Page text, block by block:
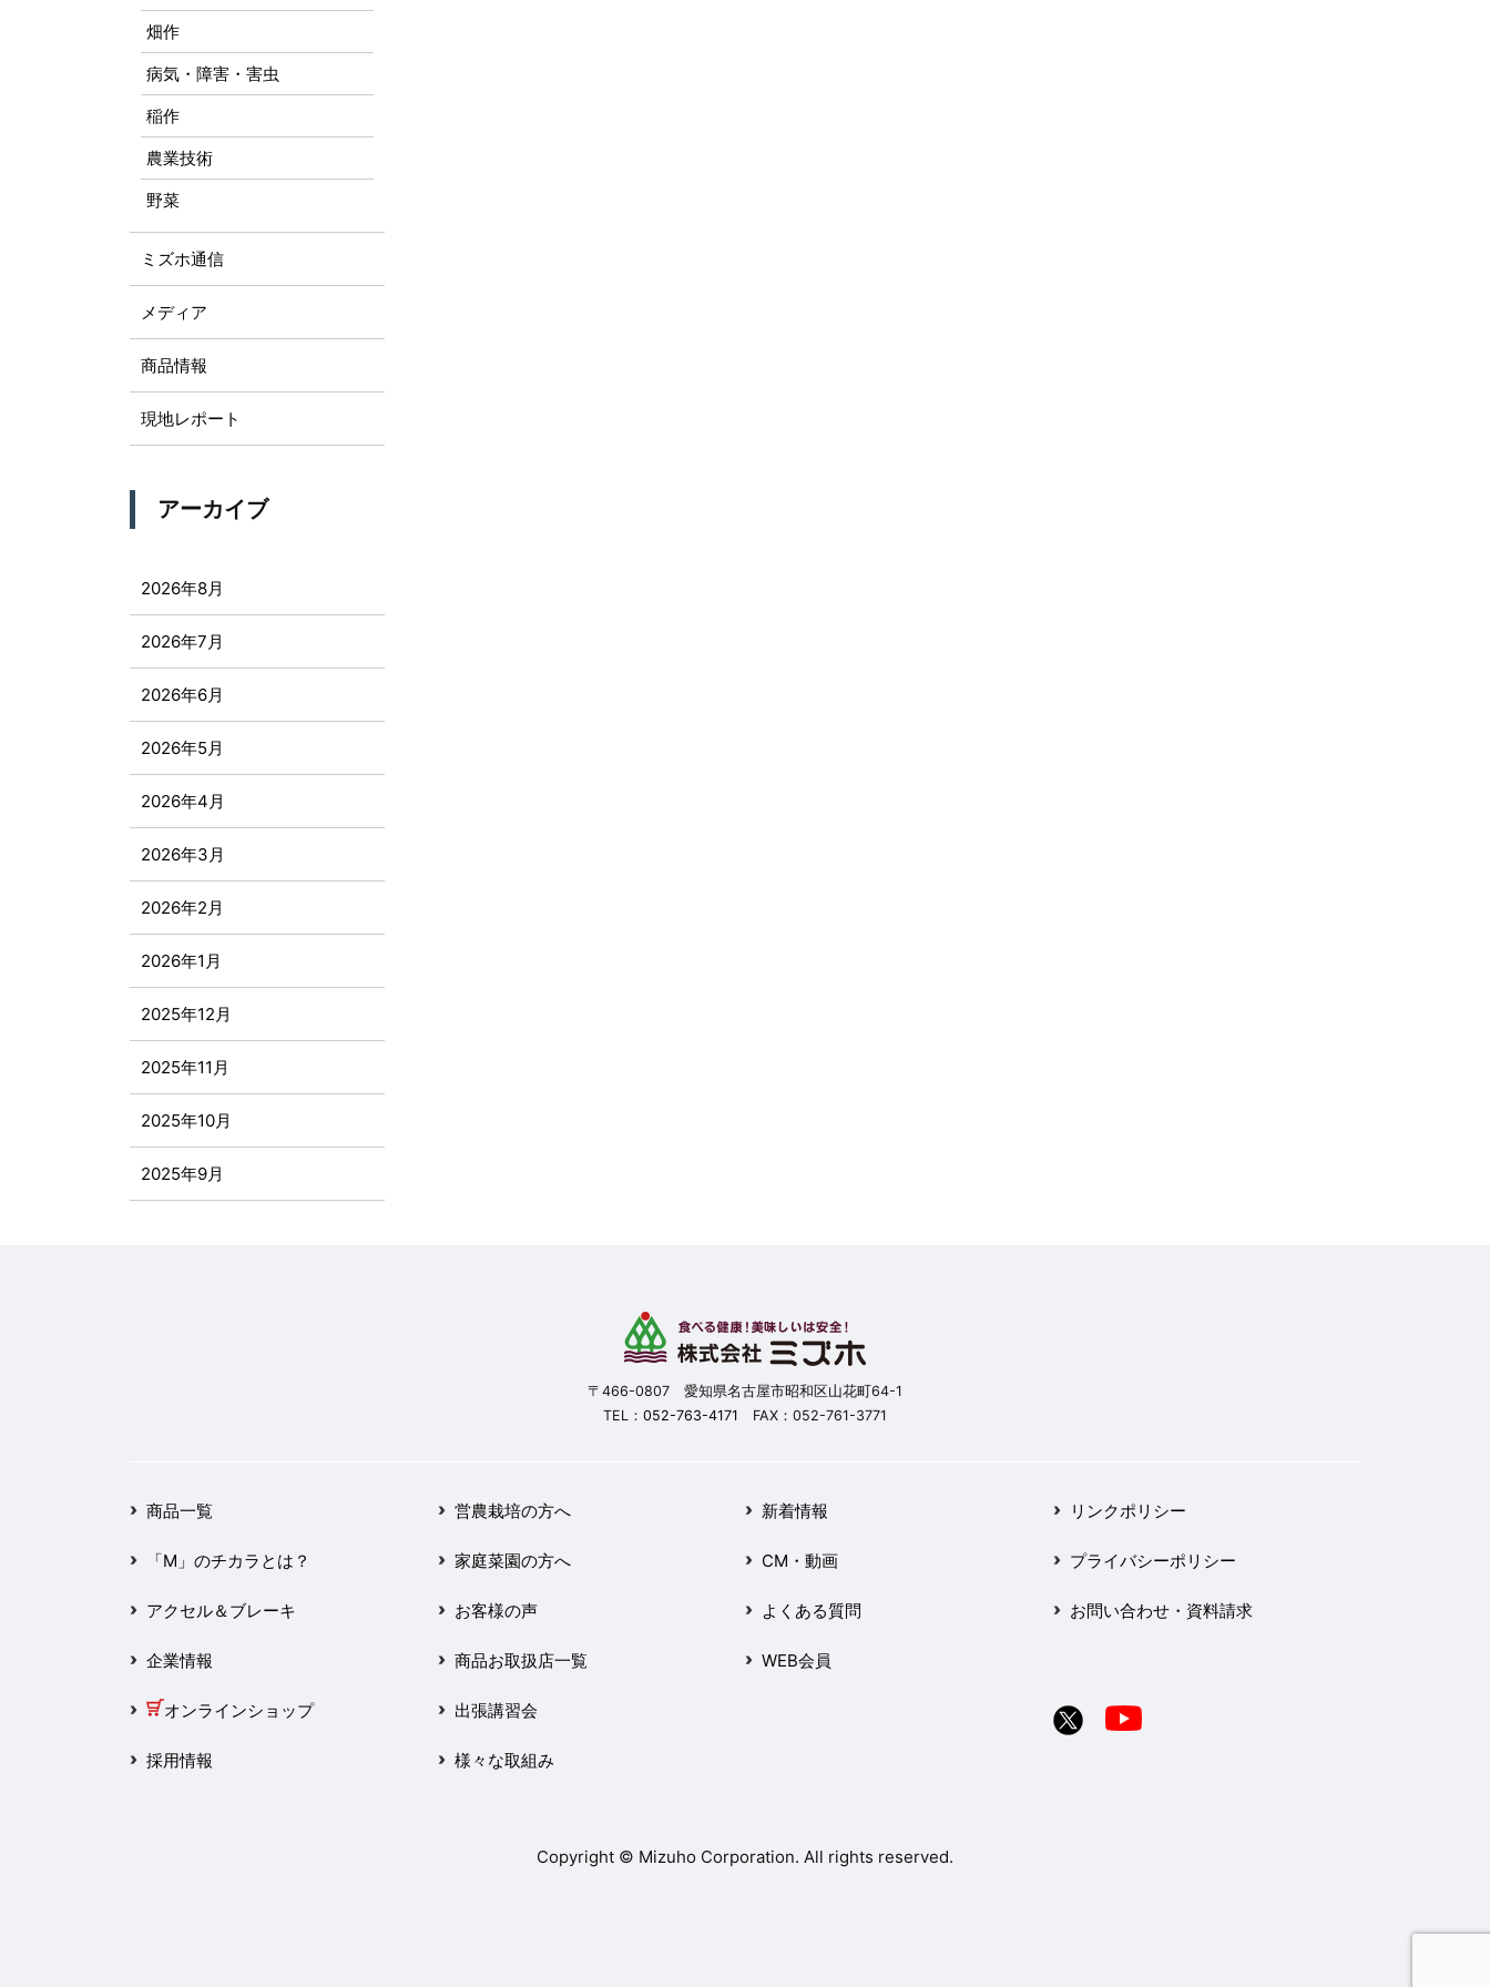
畑作
病気・障害・害虫
稲作
農業技術
野菜
ミズホ通信
メディア
商品情報
現地レポート
アーカイブ
2026年8月
2026年7月
2026年6月
2026年5月
2026年4月
2026年3月
2026年2月
2026年1月
2025年12月
2025年11月
2025年10月
2025年9月
2025年1月
2024年12月
2024年11月
2024年10月
〒466-0807 愛知県名古屋市昭和区山花町64-1
TEL： 052-763-4171 FAX：052-761-3771
商品一覧
「M」のチカラとは？
アクセル＆ブレーキ
企業情報
オンラインショップ
採用情報
営農栽培の方へ
家庭菜園の方へ
お客様の声
商品お取扱店一覧
出張講習会
様々な取組み
新着情報
CM・動画
よくある質問
WEB会員
リンクポリシー
プライバシーポリシー
お問い合わせ・資料請求
Copyright © Mizuho Corporation. All rights reserved.